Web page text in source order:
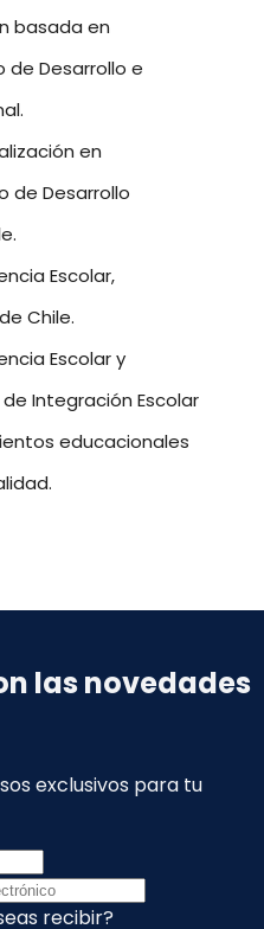
basada en
Desarrollo e
en
de Desarrollo
Escolar,
Chile.
Escolar y
Integración Escolar
educacionales